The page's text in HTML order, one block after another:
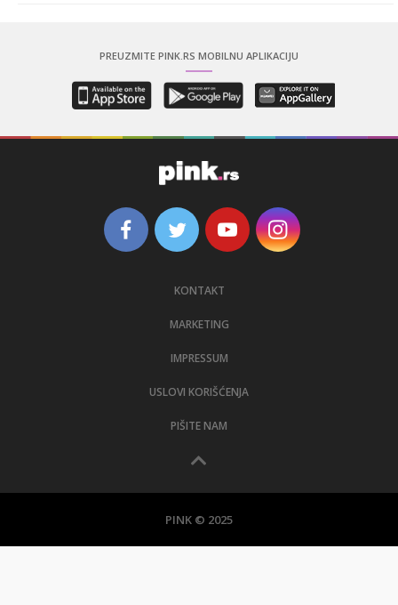
PREUZMITE PINK.RS MOBILNU APLIKACIJU
KONTAKT
MARKETING
IMPRESSUM
USLOVI KORIŠĆENJA
PIŠITE NAM
PINK © 2025